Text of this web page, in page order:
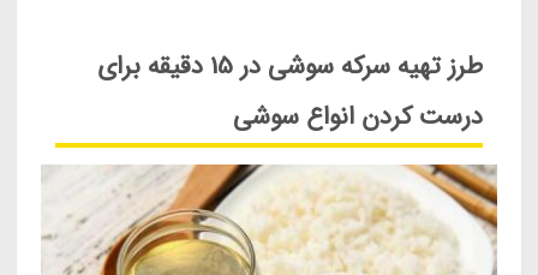
طرز تهیه سرکه سوشی در 15 دقیقه برای
درست کردن انواع سوشی